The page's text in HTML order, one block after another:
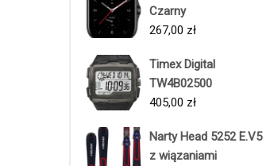
Czarny
267,00 zł
Timex Digital
TW4B02500
405,00 zł
Narty Head 5252 E.V5
z wiązaniami